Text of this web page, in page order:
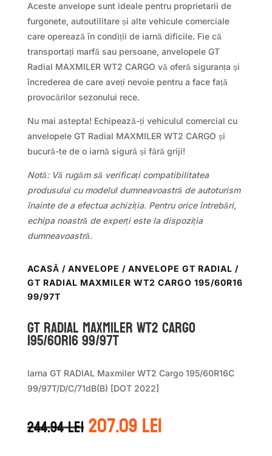
Aceste anvelope sunt ideale pentru proprietarii de
furgonete, autoutilitare și alte vehicule comerciale
care operează în condiții de iarnă dificile. Fie că
transportați marfă sau persoane, anvelopele GT
Radial MAXMILER WT2 CARGO vă oferă siguranța și
încrederea de care aveți nevoie pentru a face față
provocărilor sezonului rece.
Nu mai astepta! Echipează-ți vehiculul comercial cu
anvelopele GT Radial MAXMILER WT2 CARGO și
bucură-te de o iarnă sigură și fără griji!
Notă: Vă rugăm să verificați compatibilitatea
produsului cu modelul dumneavoastră de autoturism
înainte de a efectua achiziția. Pentru orice întrebări,
echipa noastră de experți este la dispoziția
dumneavoastră.
ACASĂ / ANVELOPE / ANVELOPE GT RADIAL /
GT RADIAL MAXMILER WT2 CARGO 195/60R16
99/97T
GT Radial MAXMILER WT2 CARGO
195/60R16 99/97T
Iarna GT RADIAL Maxmiler WT2 Cargo 195/60R16C
99/97T/D/C/71dB(B) [DOT 2022]
244.94leiPrețul
inițial
207.09leiPrețul
curent